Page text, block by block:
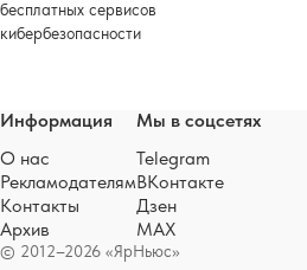
бесплатных сервисов
кибербезопасности
© 2012–2026 «ЯрНьюс»
Информация
О нас
Рекламодателям
Контакты
Архив
Мы в соцсетях
Telegram
ВКонтакте
Дзен
MAX